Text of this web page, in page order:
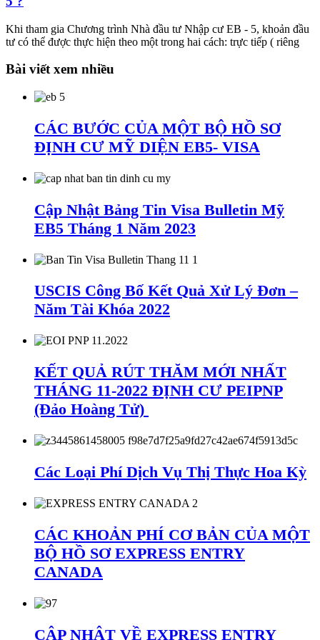
Khi tham gia Chương trình Nhà đầu tư Nhập cư EB - 5, khoản đầu
tư có thể được thực hiện theo một trong hai cách: trực tiếp ( riêng
Bài viết xem nhiều
CÁC BƯỚC CỦA MỘT BỘ HỒ SƠ
ĐỊNH CƯ MỸ DIỆN EB5- VISA
Cập Nhật Bảng Tin Visa Bulletin Mỹ
EB5 Tháng 1 Năm 2023
USCIS Công Bố Kết Quả Xử Lý Đơn –
Năm Tài Khóa 2022
KẾT QUẢ RÚT THĂM MỚI NHẤT
THÁNG 11-2022 ĐỊNH CƯ PEIPNP
(Đảo Hoàng Tử)
Các Loại Phí Dịch Vụ Thị Thực Hoa Kỳ
CÁC KHOẢN PHÍ CƠ BẢN CỦA MỘT
BỘ HỒ SƠ EXPRESS ENTRY
CANADA
CẬP NHẬT VỀ EXPRESS ENTRY